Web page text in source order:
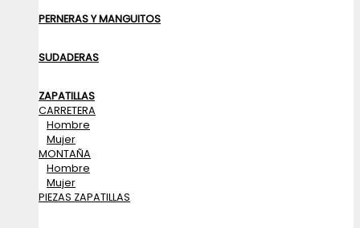
PERNERAS Y MANGUITOS
SUDADERAS
ZAPATILLAS
CARRETERA
Hombre
Mujer
MONTAÑA
Hombre
Mujer
PIEZAS ZAPATILLAS